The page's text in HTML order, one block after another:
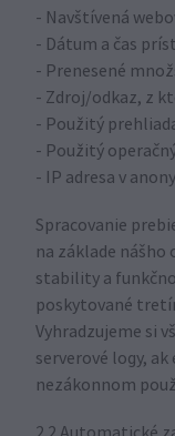
- Navštívená
- Dátum a čas
- Prenesené
- Zdroj/odkaz, z
- Použitý
- Použitý
- IP adresa v
Spracovanie
na základe
stability a
poskytované
Vyhradzujeme si
serverové logy,
nezákonnom